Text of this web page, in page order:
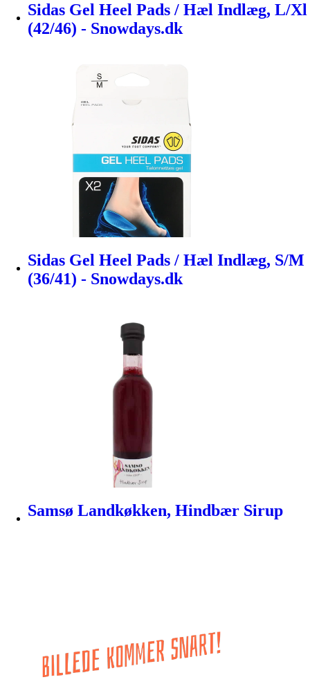
Sidas Gel Heel Pads / Hæl Indlæg, L/Xl
(42/46) - Snowdays.dk
Sidas Gel Heel Pads / Hæl Indlæg, S/M
(36/41) - Snowdays.dk
Samsø Landkøkken, Hindbær Sirup